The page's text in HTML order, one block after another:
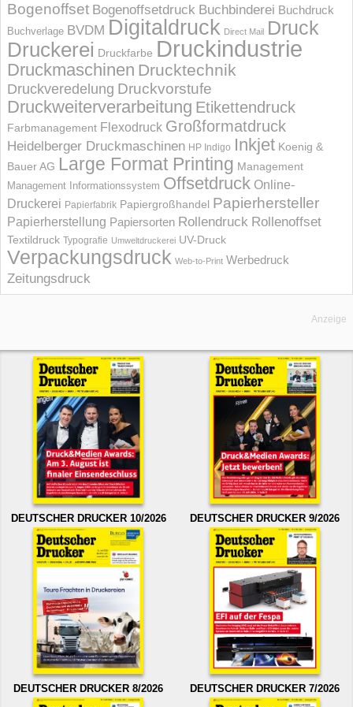
Bogenoffset Bogenoffsetdruck Buchbinderei Buchdruck
Buchverlage BVDM Digitaldruck Direct Mail Druck
Druckerei Druckfarbe Druckindustrie
Druckmaschinen Drucktechnik
Druckveredelung Druckvorstufe
Druckweiterverarbeitung Etikettendruck
Farbmanagement Flexodruck Großformatdruck
Heidelberger Druckmaschinen HP Indigo Inkjet Koenig &
Bauer AG Large Format Printing Management
Management Informations­system Offsetdruck Online-
Druckerei Papierfabrik Papiergroßhandel Papierhersteller
Papierherstellung Papiersorten Rollendruck Rollenoffset
Textildruck Typografie Umweltdruckerei UV-Druck
Verpackungsdruck Web-to-Print Werbedruck
Zeitungsdruck
Anzeige
DEUTSCHER DRUCKER 10/2026 DEUTSCHER DRUCKER 9/2026
DEUTSCHER DRUCKER 8/2026 DEUTSCHER DRUCKER 7/2026